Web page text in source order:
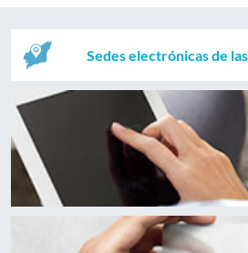
Sedes electrónicas de